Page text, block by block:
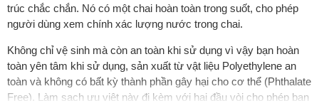
trúc chắc chắn. Nó có một chai hoàn toàn trong suốt, cho phép
người dùng xem chính xác lượng nước trong chai.
Không chỉ vệ sinh mà còn an toàn khi sử dụng vì vậy bạn hoàn
toàn yên tâm khi sử dụng, sản xuất từ vật liệu Polyethylene an
toàn và không có bất kỳ thành phần gây hại cho cơ thể (Phthalate
Free). Làm sạch ưu việt này đi kèm với hai đầu vòi cho phép bạn